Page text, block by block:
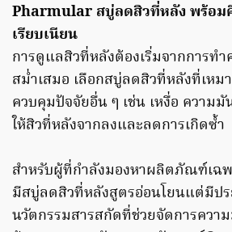
Pharmular สบู่ลดสิวที่หลัง พร้อม
เรียบเนียน
การดูแลสิวที่หลังต้องเริ่มจากการท
สม่ำเสมอ เลือกสบู่ลดสิวที่หลังที่เห
ควบคุมปัจจัยอื่น ๆ เช่น เหงื่อ ความ
ให้สิวที่หลังจากลงและลดการเกิดซ้ำ
สำหรับผู้ที่กำลังมองหาผลิตภัณฑ์เฉ
มีสบู่ลดสิวที่หลังสูตรอ่อนโยนแต่มีป
นวัตกรรมสารสกัดที่ช่วยจัดการควา